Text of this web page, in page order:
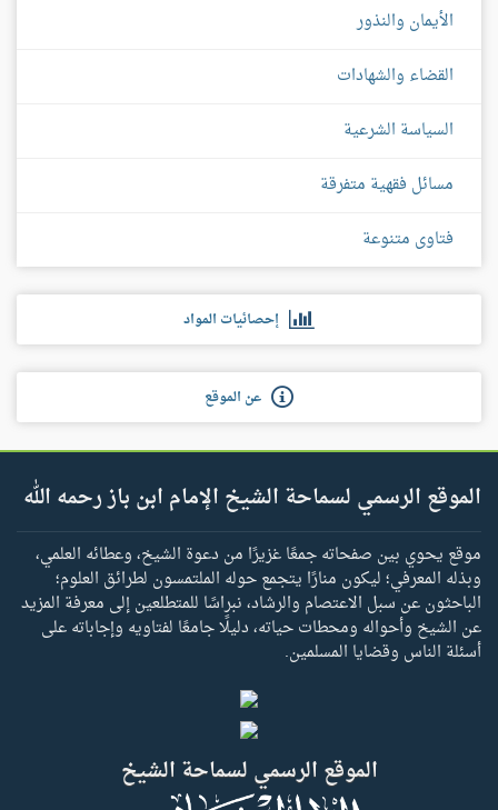
الأيمان والنذور
القضاء والشهادات
السياسة الشرعية
مسائل فقهية متفرقة
فتاوى متنوعة
إحصائيات المواد
عن الموقع
الموقع الرسمي لسماحة الشيخ الإمام ابن باز رحمه الله
موقع يحوي بين صفحاته جمعًا غزيرًا من دعوة الشيخ، وعطائه العلمي،
وبذله المعرفي؛ ليكون منارًا يتجمع حوله الملتمسون لطرائق العلوم؛
الباحثون عن سبل الاعتصام والرشاد، نبراسًا للمتطلعين إلى معرفة المزيد
عن الشيخ وأحواله ومحطات حياته، دليلًا جامعًا لفتاويه وإجاباته على
أسئلة الناس وقضايا المسلمين.
الموقع الرسمي لسماحة الشيخ